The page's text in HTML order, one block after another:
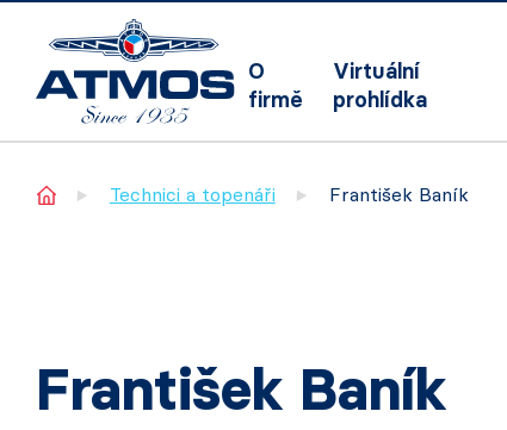
O
firmě
Virtuální
prohlídka
Home Technici a topenáři František Baník
František Baník